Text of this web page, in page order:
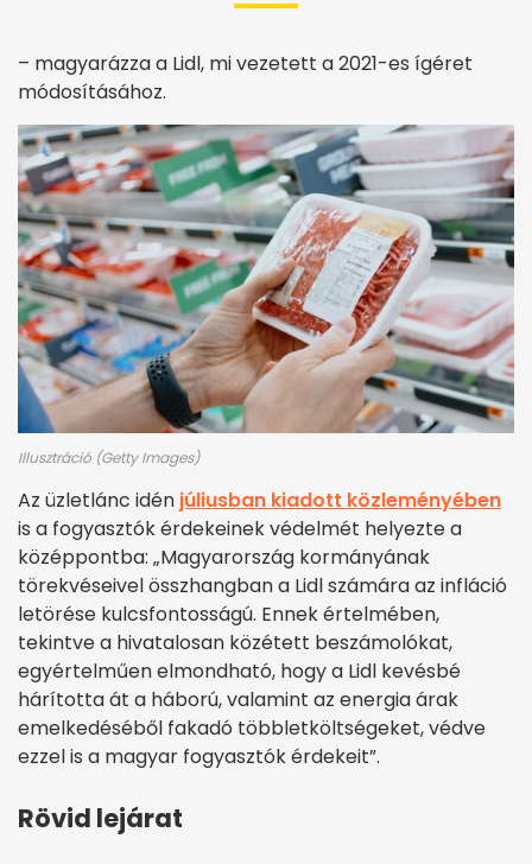
– magyarázza a Lidl, mi vezetett a 2021-es ígéret
módosításához.
Illusztráció (Getty Images)
Az üzletlánc idén júliusban kiadott közleményében
is a fogyasztók érdekeinek védelmét helyezte a
középpontba: „Magyarország kormányának
törekvéseivel összhangban a Lidl számára az infláció
letörése kulcsfontosságú. Ennek értelmében,
tekintve a hivatalosan közétett beszámolókat,
egyértelműen elmondható, hogy a Lidl kevésbé
hárította át a háború, valamint az energia árak
emelkedéséből fakadó többletköltségeket, védve
ezzel is a magyar fogyasztók érdekeit”.
Rövid lejárat